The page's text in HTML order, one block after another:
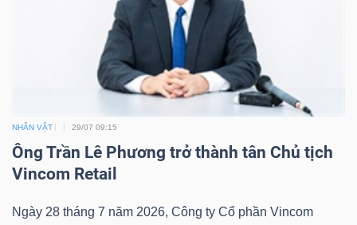
NHÂN VẬT 29/07 09:15
Ông Trần Lê Phương trở thành tân Chủ tịch
Vincom Retail
Ngày 28 tháng 7 năm 2026, Công ty Cổ phần Vincom